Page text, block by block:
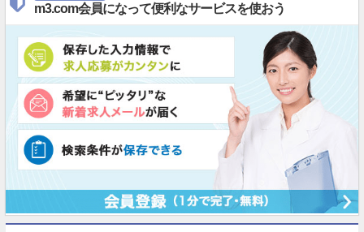
m3.com会員になって便利なサービスを使おう